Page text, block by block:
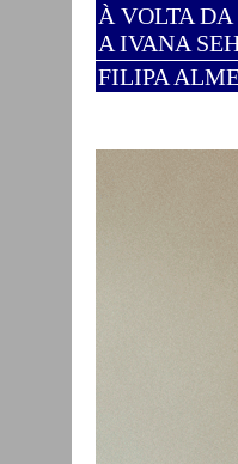
À VOLTA
A IVANA
FILIPA